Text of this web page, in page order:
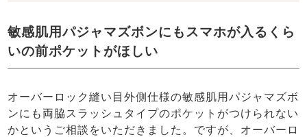
敏感肌用パジャマズボンにもスマホが入るくら
いの前ポケットがほしい
オーバーロック縫い目外側仕様の敏感肌用パジャマズボ
ンにも両脇スラッシュタイプのポケットがつけられない
かというご相談をいただきました。ですが、オーバーロ